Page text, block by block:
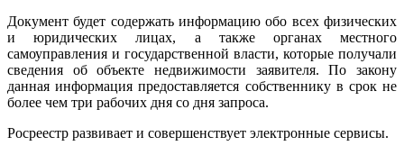
Документ будет содержать информацию обо всех физических
и юридических лицах, а также органах местного
самоуправления и государственной власти, которые получали
сведения об объекте недвижимости заявителя. По закону
данная информация предоставляется собственнику в срок не
более чем три рабочих дня со дня запроса.
Росреестр развивает и совершенствует электронные сервисы.